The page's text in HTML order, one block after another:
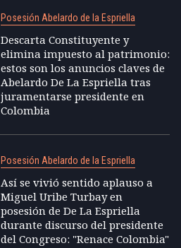
Posesión Abelardo de la Espriella
Descarta Constituyente y
elimina impuesto al patrimonio:
estos son los anuncios claves de
Abelardo De La Espriella tras
juramentarse presidente en
Colombia
Posesión Abelardo de la Espriella
Así se vivió sentido aplauso a
Miguel Uribe Turbay en
posesión de De La Espriella
durante discurso del presidente
del Congreso: "Renace Colombia"